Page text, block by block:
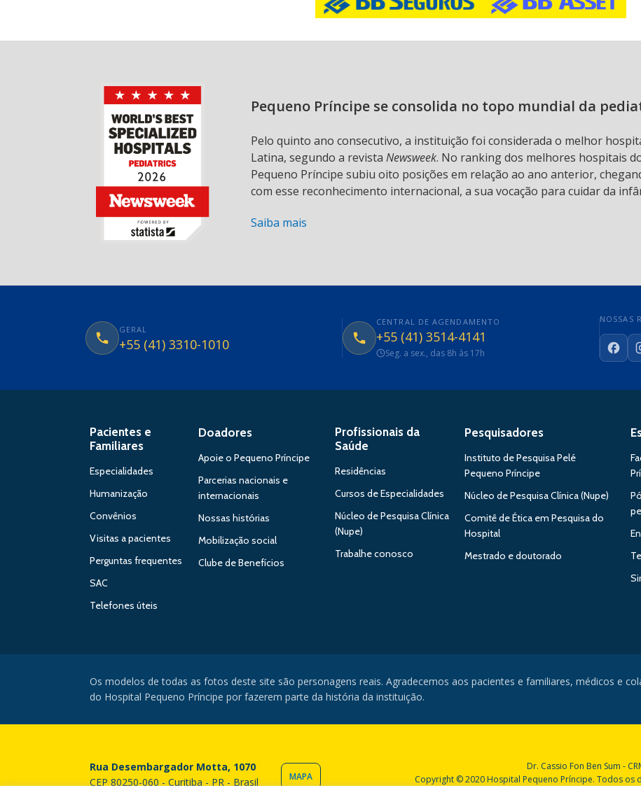
Pequeno Príncipe se consolida no topo mundial da
Pelo quinto ano consecutivo, a instituição foi considerada o melhor
Latina, segundo a revista Newsweek. No ranking dos melhores hospitais
Pequeno Príncipe subiu oito posições em relação ao ano anterior,
com esse reconhecimento internacional, a sua vocação para cuidar da
Saiba mais
GERAL
+55 (41) 3310-1010
CENTRAL DE AGENDAMENTO
+55 (41) 3514-4141
Seg. a sex., das 8h às 17h
NOSSAS
Pacientes e
Familiares
Especialidades
Humanização
Convênios
Visitas a pacientes
Perguntas frequentes
SAC
Telefones úteis
Doadores
Apoie o Pequeno Príncipe
Parcerias nacionais e
internacionais
Nossas histórias
Mobilização social
Clube de Benefícios
Profissionais da
Saúde
Residências
Cursos de Especialidades
Núcleo de Pesquisa Clínica
(Nupe)
Trabalhe conosco
Pesquisadores
Instituto de Pesquisa Pelé
Pequeno Príncipe
Núcleo de Pesquisa Clínica (Nupe)
Comitê de Ética em Pesquisa do
Hospital
Mestrado e doutorado
Os modelos de todas as fotos deste site são personagens reais. Agradecemos aos pacientes e familiares, médicos e
do Hospital Pequeno Príncipe por fazerem parte da história da instituição.
Rua Desembargador Motta, 1070
CEP 80250-060 - Curitiba - PR - Brasil
MAPA
Dr. Cassio Fon Ben Sum -
Copyright © 2020 Hospital Pequeno Príncipe. Todos os